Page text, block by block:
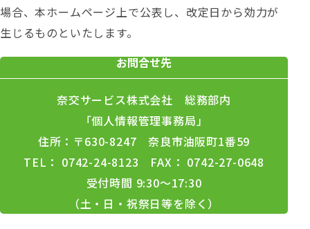
場合、本ホームページ上で公表し、改定日から効力が
生じるものといたします。
お問合せ先
奈交サービス株式会社 総務部内
「個人情報管理事務局」
住所：〒630-8247 奈良市油阪町1番59
TEL： 0742-24-8123 FAX： 0742-27-0648
受付時間 9:30～17:30
（土・日・祝祭日等を除く）